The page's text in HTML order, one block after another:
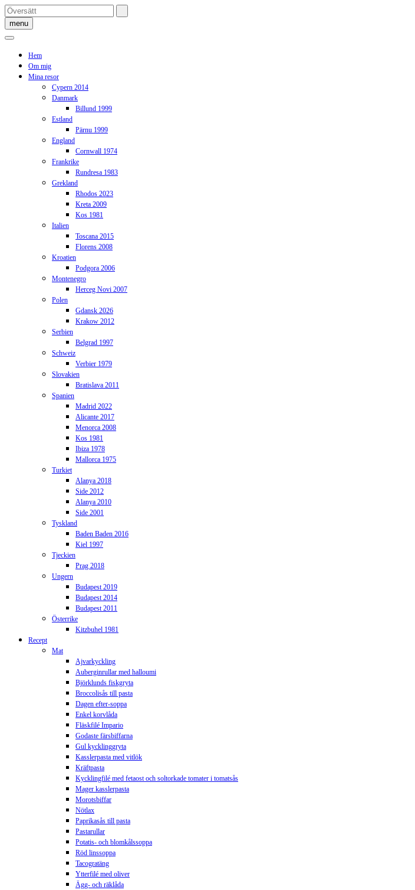
Skip
to
content
menu
Hem
Om mig
Mina resor
Cypern 2014
Danmark
Billund 1999
Estland
Pärnu 1999
England
Cornwall 1974
Frankrike
Rundresa 1983
Grekland
Rhodos 2023
Kreta 2009
Kos 1981
Italien
Toscana 2015
Florens 2008
Kroatien
Podgora 2006
Montenegro
Herceg Novi 2007
Polen
Gdansk 2026
Krakow 2012
Serbien
Belgrad 1997
Schweiz
Verbier 1979
Slovakien
Bratislava 2011
Spanien
Madrid 2022
Alicante 2017
Menorca 2008
Kos 1981
Ibiza 1978
Mallorca 1975
Turkiet
Alanya 2018
Side 2012
Alanya 2010
Side 2001
Tyskland
Baden Baden 2016
Kiel 1997
Tjeckien
Prag 2018
Ungern
Budapest 2019
Budapest 2014
Budapest 2011
Österrike
Kitzbuhel 1981
Recept
Mat
Ajvarkyckling
Auberginrullar med halloumi
Björklunds fiskgryta
Broccolisås till pasta
Dagen efter-soppa
Enkel korvlåda
Fläskfilé Impario
Godaste färsbiffarna
Gul kycklinggryta
Kasslerpasta med vitlök
Kräftpasta
Kycklingfilé med fetaost och soltorkade tomater i tomatsås
Mager kasslerpasta
Morotsbiffar
Nötlax
Paprikasås till pasta
Pastarullar
Potatis- och blomkålssoppa
Röd linssoppa
Tacogratäng
Ytterfilé med oliver
Ägg- och räklåda